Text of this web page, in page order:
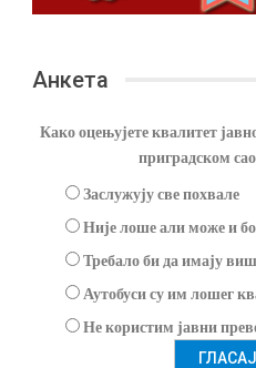
Анкета
Како оцењујете квалитет
приградском
Заслужују све похвале
Није лоше али може и
Требало би да имају
Аутобуси су им лошег
Не користим јавни